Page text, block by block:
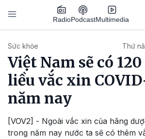
Nhảy đến nội dung
RadioPodcastMultimedia
Sức khỏe Thứ
Việt Nam sẽ có
liều vắc xin
năm nay
[VOV2] - Ngoài vắc xin của hãng
trong năm nay nước ta sẽ có thêm